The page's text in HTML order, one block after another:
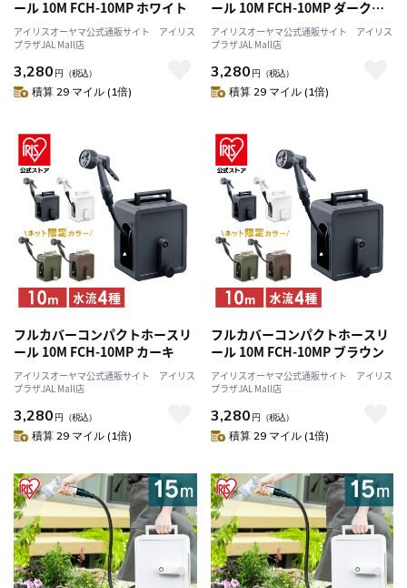
ール 10M FCH-10MP ホワイト
アイリスオーヤマ公式通販サイト アイリス
プラザJAL Mall店
3,280 円 （税込）
積算 29 マイル (1倍)
ール 10M FCH-10MP ダークグ
レー
アイリスオーヤマ公式通販サイト アイリス
プラザJAL Mall店
3,280 円 （税込）
積算 29 マイル (1倍)
フルカバーコンパクトホースリ
ール 10M FCH-10MP カーキ
アイリスオーヤマ公式通販サイト アイリス
プラザJAL Mall店
3,280 円 （税込）
積算 29 マイル (1倍)
フルカバーコンパクトホースリ
ール 10M FCH-10MP ブラウン
アイリスオーヤマ公式通販サイト アイリス
プラザJAL Mall店
3,280 円 （税込）
積算 29 マイル (1倍)